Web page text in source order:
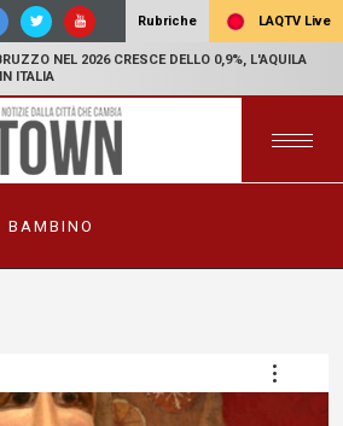
Rubriche LAQTV Live
NEL 2026 CRESCE DELLO 0,9%, L'AQUILA
ITALIA
BAMBINO